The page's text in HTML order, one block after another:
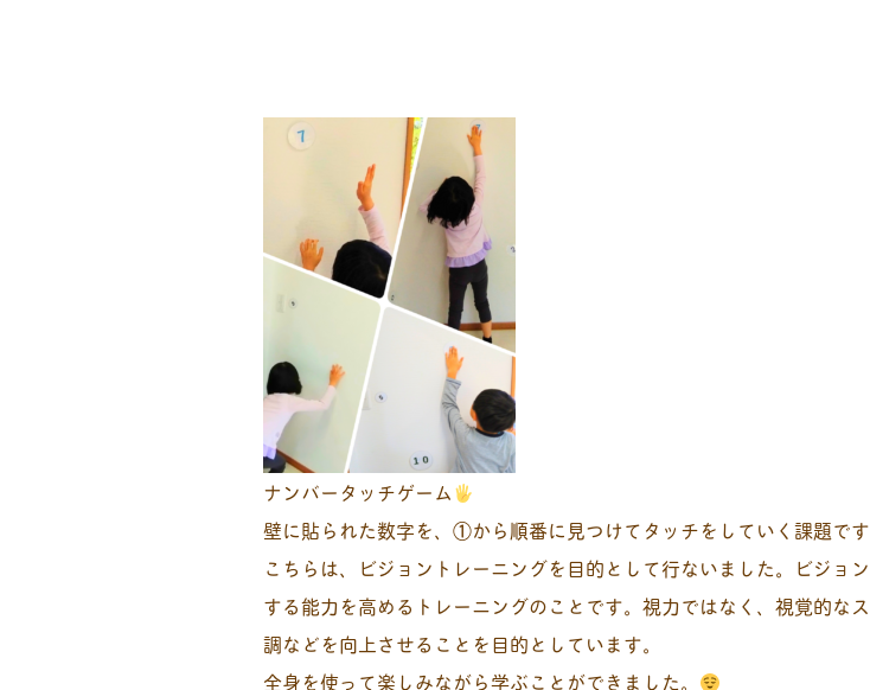
ナンバータッチゲーム
壁に貼られた数字を、①から順番に見つけてタッチをしていく課題です
こちらは、ビジョントレーニングを目的として行ないました。ビジョ
する能力を高めるトレーニングのことです。視力ではなく、視覚的な
調などを向上させることを目的としています。
全身を使って楽しみながら学ぶことができました。